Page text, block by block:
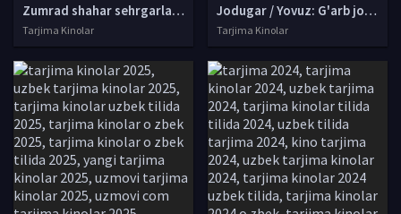
Zumrad shahar sehrgarlari: Sariq g'ishtli yo'l Uzbek tilida O'zbekcha 2024 tarjima kino Full HD tas-ix skachat
Tarjima Kinolar
Jodugar / Yovuz: G'arb jodugari haqidagi ertak Uzbek tilida O'zbekcha 2024 tarjima kino Full HD tas-ix skachat
Tarjima Kinolar